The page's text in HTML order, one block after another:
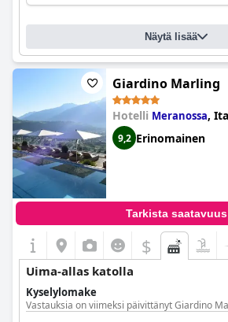
Näytä lisää
Giardino Marling
Hotelli Meranossa,
9,2 Erinomainen
Tarkista saatavuus
$
Uima-allas katolla
Kyselylomake
Vastauksia on viimeksi päivittänyt Giardino